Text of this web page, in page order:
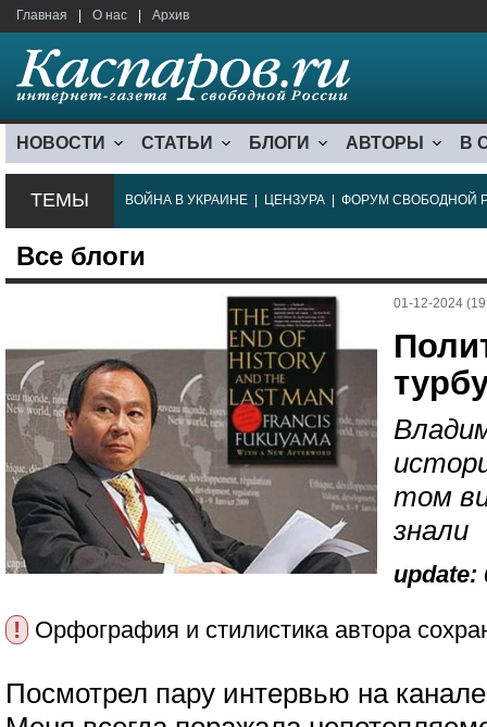
Главная О нас Архив
НОВОСТИ СТАТЬИ БЛОГИ АВТОРЫ В
ТЕМЫ ВОЙНА В УКРАИНЕ ЦЕНЗУРА ФОРУМ СВОБОДНОЙ
Все блоги
01-12-2024
том
знали
update:
! Орфография и стилистика автора
Посмотрел пару интервью на